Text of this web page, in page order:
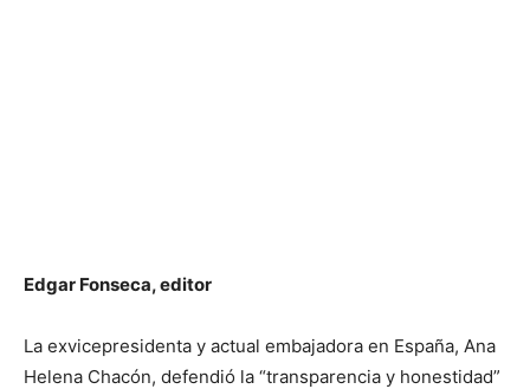
Edgar Fonseca, editor
La exvicepresidenta y actual embajadora en España, Ana
Helena Chacón, defendió la “transparencia y honestidad”